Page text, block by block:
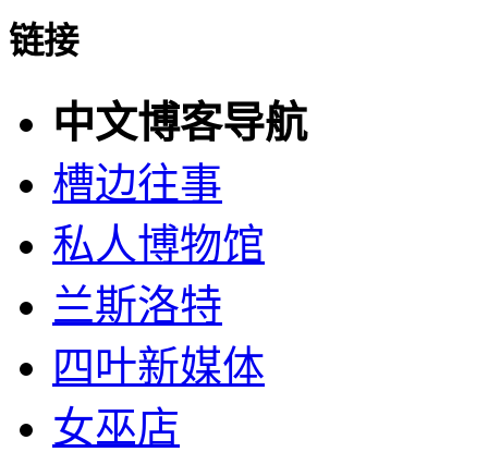
链接
中文博客导航
槽边往事
私人博物馆
兰斯洛特
四叶新媒体
女巫店